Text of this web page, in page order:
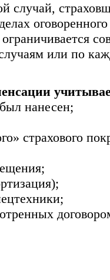
случай,
или по
нанесен;
страхового